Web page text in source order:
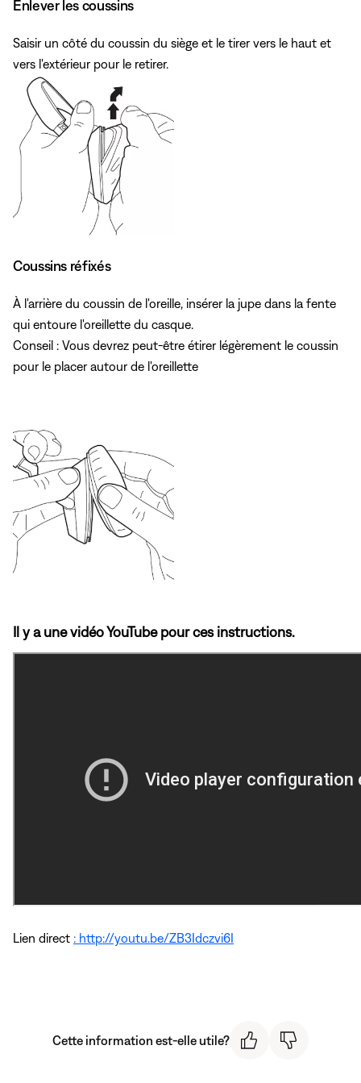
Enlever les coussins
Saisir un côté du coussin du siège et le tirer vers le haut et
vers l'extérieur pour le retirer.
Coussins réfixés
À l'arrière du coussin de l'oreille, insérer la jupe dans la fente
qui entoure l'oreillette du casque.
Conseil : Vous devrez peut-être étirer légèrement le coussin
pour le placer autour de l'oreillette
Il y a une vidéo YouTube pour ces instructions.
Lien direct : http://youtu.be/ZB3Idczvi6I
Cette information est-elle utile?